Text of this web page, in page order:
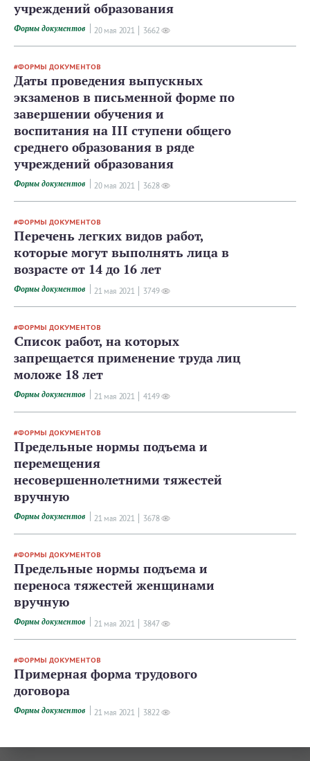
учреждений образования
Формы документов 20 мая 2021 3662
ФОРМЫ ДОКУМЕНТОВ
Даты проведения выпускных
экзаменов в письменной форме по
завершении обучения и
воспитания на III ступени общего
среднего образования в ряде
учреждений образования
Формы документов 20 мая 2021 3628
ФОРМЫ ДОКУМЕНТОВ
Перечень легких видов работ,
которые могут выполнять лица в
возрасте от 14 до 16 лет
Формы документов 21 мая 2021 3749
ФОРМЫ ДОКУМЕНТОВ
Список работ, на которых
запрещается применение труда лиц
моложе 18 лет
Формы документов 21 мая 2021 4149
ФОРМЫ ДОКУМЕНТОВ
Предельные нормы подъема и
перемещения
несовершеннолетними тяжестей
вручную
Формы документов 21 мая 2021 3678
ФОРМЫ ДОКУМЕНТОВ
Предельные нормы подъема и
переноса тяжестей женщинами
вручную
Формы документов 21 мая 2021 3847
ФОРМЫ ДОКУМЕНТОВ
Примерная форма трудового
договора
Формы документов 21 мая 2021 3822